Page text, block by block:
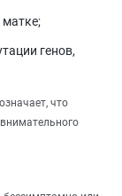
матке;
генов,
что